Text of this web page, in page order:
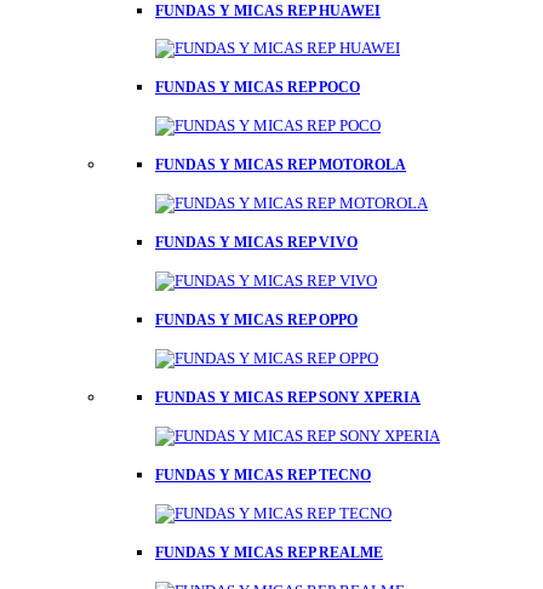
FUNDAS Y MICAS REP HUAWEI
FUNDAS Y MICAS REP POCO
FUNDAS Y MICAS REP MOTOROLA
FUNDAS Y MICAS REP VIVO
FUNDAS Y MICAS REP OPPO
FUNDAS Y MICAS REP SONY XPERIA
FUNDAS Y MICAS REP TECNO
FUNDAS Y MICAS REP REALME